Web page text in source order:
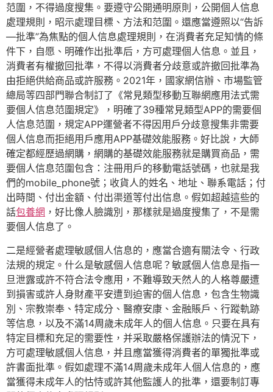
范圍，不得過度搜集。要遵守公開通明原則，公開個人信息
處理規則，昭示處理目標、方法和范圍。還應當遵照以“告訴
—批準”為焦點的個人信息處理規則，在消費者充足知情的條
件下，自愿、明確作出批準后，方可處理個人信息。並且，
消費者有權撤回批準，不得以消費者分歧意或許撤回批準為
由拒絕供給商品或許服務。2021年，國家網信辦、市場監管
總局等四部門聯合制訂了《常見類型移動互聯網應用法式需
要個人信息范圍規定》，明確了39種常見類型APP的需要個
人信息范圍，規定APP運營者不得因用戶分歧意搜集非需要
個人信息而拒絕用戶應用APP基礎效能服務。好比說，大師
確定都經歷過網購，網購的基礎效能服務就是購買商品，需
要個人信息范圍包含：注冊用戶的移動電話號碼，也就是我
們的mobile_phone號；收貨人的姓名、地址、聯系電話；付
出時間、付出金額、付出渠道等付出信息。假如超越這些的
話包養網 ，好比像人臉識別，那樣就是過度搜集了，不是需
要個人信息了。
二是經營者處理敏感個人信息的，應當合適有關法令、行政
法規的規定。什么是敏感個人信息呢？敏感個人信息是指一
旦泄露或許不符合法令應用，不難導致天然人的人格尊嚴遭
到損害或許人身財產平安遭到迫害的個人信息，包含生物識
別、宗教崇奉、特定成分、醫療安康、金融賬戶、行蹤軌跡
等信息，以及不滿14周歲未成年人的個人信息。只要在具有
特定目標和充足的需要性，并采取嚴格保護辦法的情況下，
方可處理敏感個人信息，并且應當獲得消費者的單獨批準或
許書面批準。假如處理不滿14周歲未成年人個人信息的，應
當獲得未成年人的怙恃或許其他監護人的批準，還要制訂專